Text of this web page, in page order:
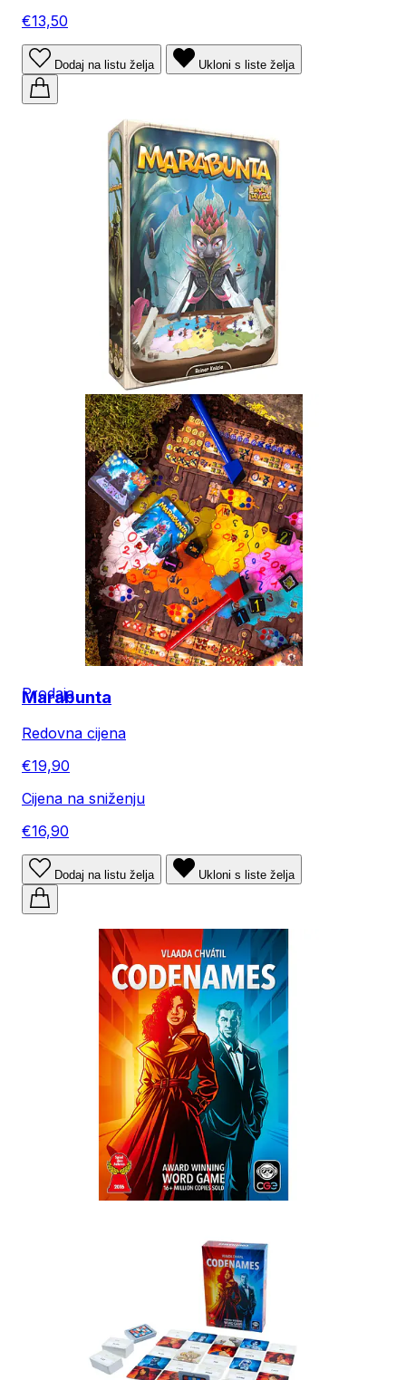
€13,50
Dodaj na listu želja Ukloni s liste želja
Prodaja
Marabunta
Redovna cijena
€19,90
Cijena na sniženju
€16,90
Dodaj na listu želja Ukloni s liste želja